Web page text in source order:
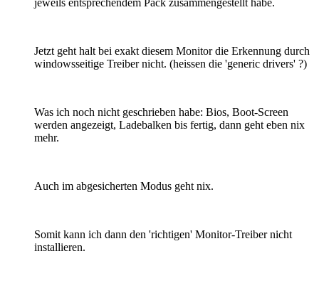
Jetzt geht halt bei exakt diesem Monitor die Erkennung durch
windowsseitige Treiber nicht. (heissen die 'generic drivers' ?)
Was ich noch nicht geschrieben habe: Bios, Boot-Screen
werden angezeigt, Ladebalken bis fertig, dann geht eben nix
mehr.
Auch im abgesicherten Modus geht nix.
Somit kann ich dann den 'richtigen' Monitor-Treiber nicht
installieren.